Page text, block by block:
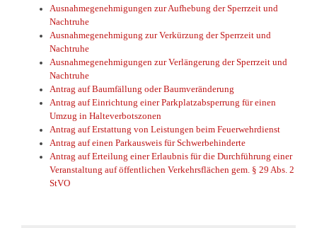
Ausnahmegenehmigungen zur Aufhebung der Sperrzeit und
Nachtruhe
Ausnahmegenehmigung zur Verkürzung der Sperrzeit und
Nachtruhe
Ausnahmegenehmigungen zur Verlängerung der Sperrzeit und
Nachtruhe
Antrag auf Baumfällung oder Baumveränderung
Antrag auf Einrichtung einer Parkplatzabsperrung für einen
Umzug in Halteverbotszonen
Antrag auf Erstattung von Leistungen beim Feuerwehrdienst
Antrag auf einen Parkausweis für Schwerbehinderte
Antrag auf Erteilung einer Erlaubnis für die Durchführung einer
Veranstaltung auf öffentlichen Verkehrsflächen gem. § 29 Abs. 2
StVO